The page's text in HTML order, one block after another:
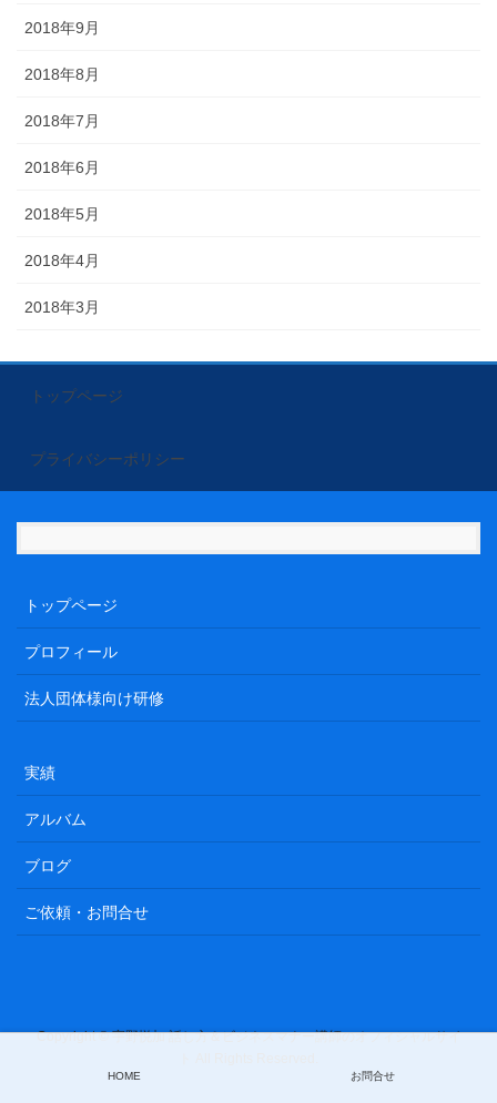
2018年9月
2018年8月
2018年7月
2018年6月
2018年5月
2018年4月
2018年3月
トップページ
プライバシーポリシー
トップページ
プロフィール
法人団体様向け研修
実績
アルバム
ブログ
ご依頼・お問合せ
Copyright © 宇野悦加 話し方＆ビジネスマナー講師のオフィシャルサイ
HOME お問合せ